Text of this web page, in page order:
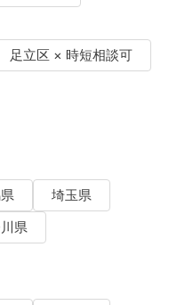
足立区 × 時短相談可
埼玉県
県